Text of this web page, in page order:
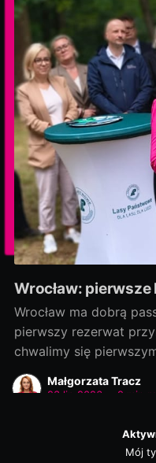
Wrocław: pierwsze
Wrocław ma dobrą
pierwszy rezerwat
chwalimy się
Rozmowy zaczęliśmy
dowozimy jako pierwsi! Było to możliwe, bo nie
otwarte na dialog i
Małgorzata Tracz
23 lip 2026 2 min
Mój